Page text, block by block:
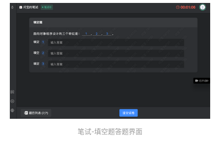
笔试-填空题答题界面